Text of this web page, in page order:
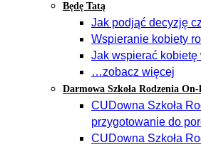
Będę Tatą
Jak podjąć decyzję
Wspieranie kobiety
Jak wspierać
…zobacz więcej
Darmowa Szkoła Rodzenia
CUDowna Szkoła
przygotowanie do
CUDowna Szkoła